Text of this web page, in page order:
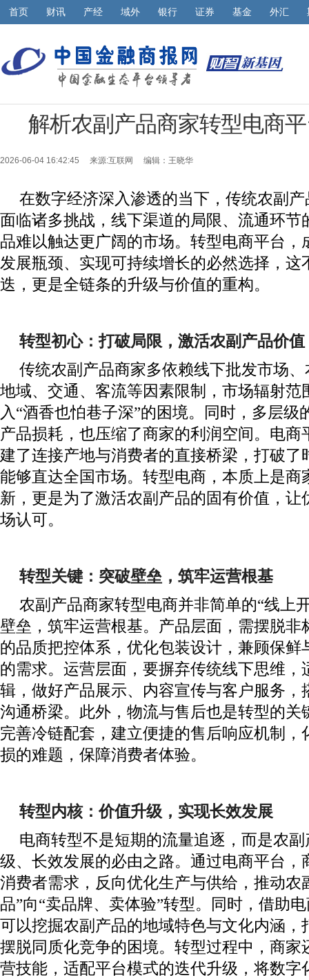
首页 财讯 产经 域外 银行 证券 基金 外汇
解析农副产品商家转型电商
2026-06-04 16:42:45 来源:互联网 编辑：王晓华
在数字经济深入渗透的当下，传统农副
面临诸多挑战，线下渠道的局限、流通环节
品难以触达更广阔的市场。转型电商平台，
发展瓶颈、实现可持续增长的必然选择，这
迭，更是全链条的升级与价值的重构。
转型初心：打破局限，激活农副产品价值
传统农副产品商家多依赖线下批发市场
地域、交通、客流等因素限制，市场辐射范
入“酒香也怕巷子深”的困境。同时，多层级
产品损耗，也压缩了商家的利润空间。电商
建了连接产地与消费者的直接桥梁，打破了
能够直达全国市场。转型电商，本质上是商
新，更是为了激活农副产品的固有价值，让
场认可。
转型关键：突破壁垒，筑牢运营根基
农副产品商家转型电商并非简单的“线上
壁垒，筑牢运营根基。产品层面，需摆脱非
的品质把控体系，优化包装设计，兼顾保鲜
的需求。运营层面，要摒弃传统线下思维，
辑，做好产品展示、内容宣传与客户服务，
沟通桥梁。此外，物流与售后也是转型的关
完善冷链配套，建立便捷的售后响应机制，
损的难题，保障消费者体验。
转型内核：价值升级，实现长效发展
电商转型不是短期的流量追逐，而是农
级、长效发展的必由之路。通过电商平台，
消费者需求，反向优化生产与供给，推动农
品”向“卖品牌、卖体验”转型。同时，借助
可以挖掘农副产品的地域特色与文化内涵，
摆脱同质化竞争的困境。转型过程中，商家
营技能，适配平台模式的迭代升级，将数字